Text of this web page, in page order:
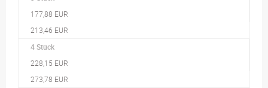
177,88 EUR
213,46 EUR
4 Stück
228,15 EUR
273,78 EUR